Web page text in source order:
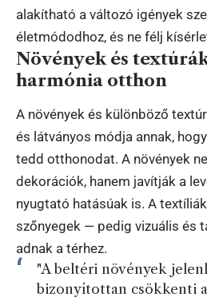
alakítható a változó igények
életmódodhoz, és ne félj
Növények és
harmónia otthon
A növények és különböző
és látványos módja annak,
tedd otthonodat. A növények
dekorációk, hanem javítják a
nyugtató hatásúak is. A
szőnyegek — pedig vizuális és
adnak a térhez.
"A beltéri növények
bizonyítottan csökkenti